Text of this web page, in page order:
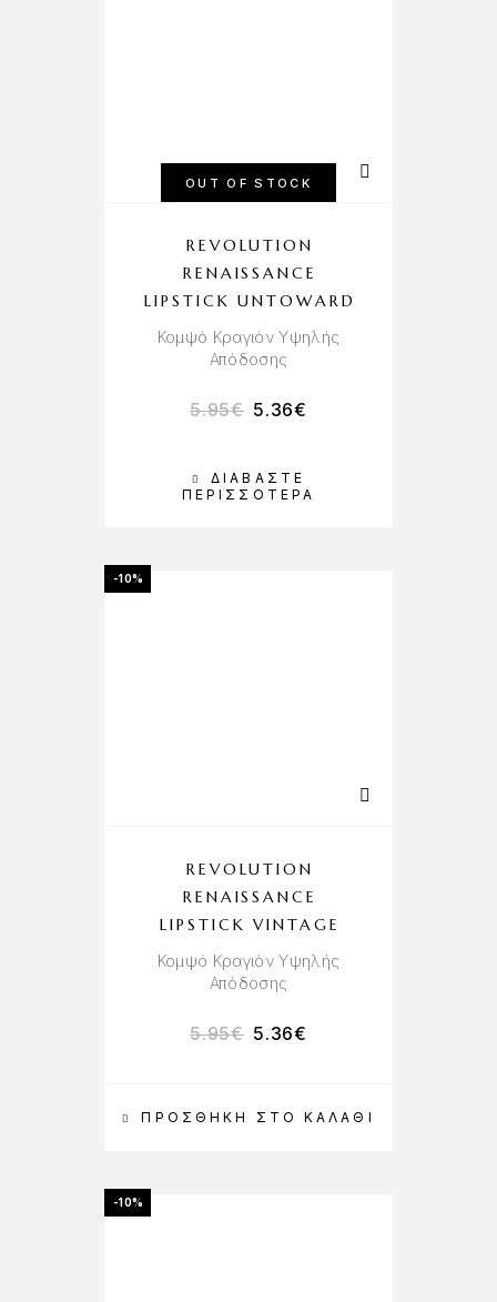
OUT OF STOCK
ΔΙΑΒΆΣΤΕ
ΠΕΡΙΣΣΌΤΕΡΑ
REVOLUTION
RENAISSANCE
LIPSTICK UNTOWARD
Κομψό Κραγιόν Υψηλής
Απόδοσης
5.95€ 5.36€
-10%
ΠΡΟΣΘΉΚΗ ΣΤΟ ΚΑΛΆΘΙ
REVOLUTION
RENAISSANCE
LIPSTICK VINTAGE
Κομψό Κραγιόν Υψηλής
Απόδοσης
5.95€ 5.36€
-10%